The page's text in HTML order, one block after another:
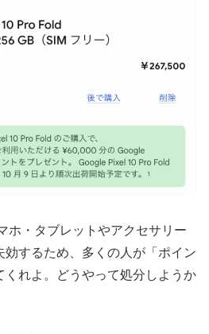
ホ・タブレットやアクセサリー
するため、多くの人が「ポイン
くれよ。どうやって処分しようか